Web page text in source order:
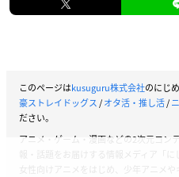
このページはkusuguru株式会社のにじ
豪ストレイドッグス/オタ活・推し活/
ださい。
アニメ・ゲーム・漫画などの2次元コン
報・話題をお届けする情報メディア「に
女性向けアニメをはじめ、少年アニメ